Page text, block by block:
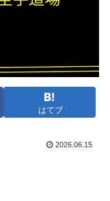
はてブ
2026.06.15